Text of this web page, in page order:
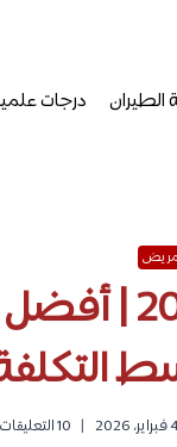
الطيران درجات
دراسة التمريض في
4 فبراير، 2026 10 التعليقات